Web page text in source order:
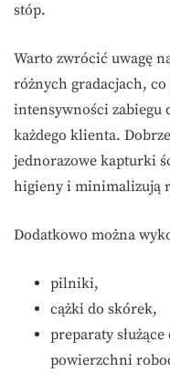
stóp.
Warto zwrócić uwagę
różnych gradacjach,
intensywności
każdego klienta.
jednorazowe kapturki
higieny i minimalizują
Dodatkowo można
pilniki,
cążki do skórek,
preparaty
powierzchni